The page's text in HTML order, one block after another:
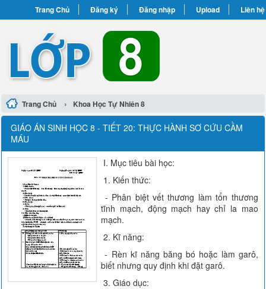
Trang Chủ Đăng ký Đăng nhập Upload Liên hệ
Trang Chủ › Khoa Học Tự Nhiên 8
GIÁO ÁN SINH HỌC 8 - TIẾT 20: THỰC HÀNH SƠ CỨU CẦM
MÁU
I. Mục tiêu bài học:
1. Kiến thức:
- Phân biệt vết thương làm tổn thương
tĩnh mạch, động mạch hay chỉ la mao
mạch.
2. Kĩ năng:
- Rèn kĩ năng băng bó hoặc làm garô,
biết nhưng quy định khi đặt garô.
3. Giáo dục: